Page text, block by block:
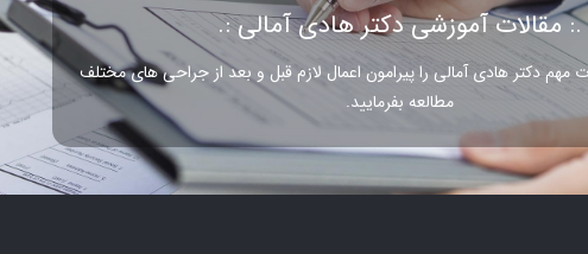
.: مقالات آموزشی دکتر هادی آمالی :.
مهم دکتر هادی آمالی را پیرامون اعمال لازم قبل و بعد از جراحی های مختلف
مطالعه بفرمایید.